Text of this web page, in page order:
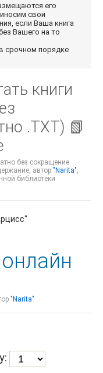
его
свои
если Ваша книга
Вашего на то
срочном порядке
книги
.TXT) 📗
без сокращение
автор "Narita"
библиотеки
"Narita"